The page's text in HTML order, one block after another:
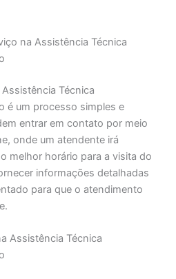
na Assistência Técnica
Técnica
é um processo simples e
entrar em contato por meio
onde um atendente irá
melhor horário para a visita do
informações detalhadas
para que o atendimento
Assistência Técnica